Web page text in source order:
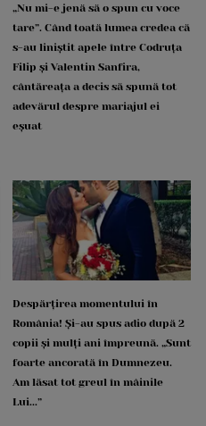
„Nu mi-e jenă să o spun cu voce
tare”. Când toată lumea credea că
s-au liniștit apele între Codruța
Filip și Valentin Sanfira,
cântăreața a decis să spună tot
adevărul despre mariajul ei
eșuat
Despărțirea momentului în
România! Și-au spus adio după 2
copii și mulți ani împreună. „Sunt
foarte ancorată în Dumnezeu.
Am lăsat tot greul în mâinile
Lui...”